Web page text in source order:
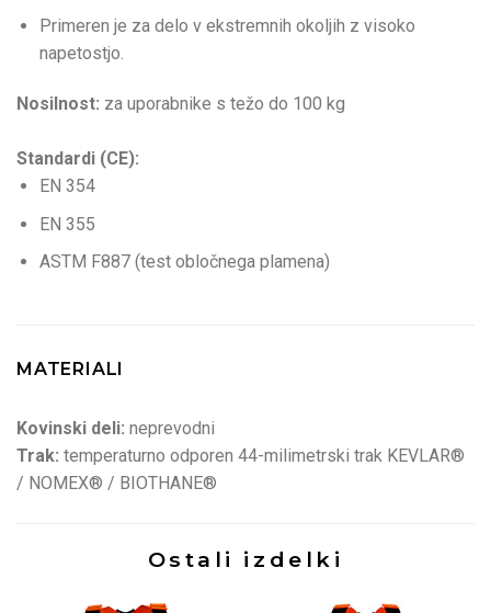
Primeren je za delo v ekstremnih okoljih z visoko
napetostjo.
Nosilnost: za uporabnike s težo do 100 kg
Standardi (CE):
EN 354
EN 355
ASTM F887 (test obločnega plamena)
MATERIALI
Kovinski deli: neprevodni
Trak: temperaturno odporen 44-milimetrski trak KEVLAR®
/ NOMEX® / BIOTHANE®
Ostali izdelki